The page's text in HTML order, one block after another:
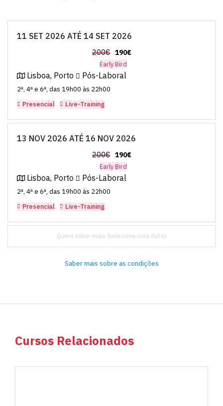
11 SET 2026 ATÉ 14 SET 2026
200€ 190€
Early Bird
Lisboa, Porto Pós-Laboral
2ª, 4ª e 6ª, das 19h00 às 22h00
Presencial
Live-Training
13 NOV 2026 ATÉ 16 NOV 2026
200€ 190€
Early Bird
Lisboa, Porto Pós-Laboral
2ª, 4ª e 6ª, das 19h00 às 22h00
Presencial
Live-Training
Quero saber mais
Saber mais sobre as condições
Cursos Relacionados